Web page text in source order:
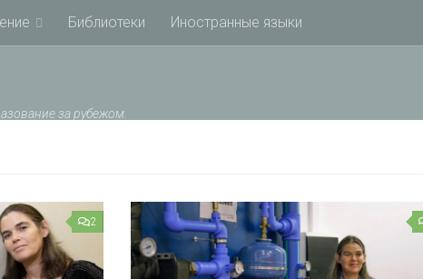
Библиотеки Иностранные языки
за рубежом.
2